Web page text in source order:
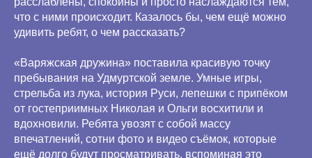
что с ними происходит. Казалось бы, чем ещё можно
удивить ребят, о чем рассказать?
«Варяжская дружина» поставила красивую точку
пребывания на Удмуртской земле. Умные игры,
стрельба из лука, история Руси, лепешки с припёком
от гостеприимных Николая и Ольги восхитили и
вдохновили. Ребята увозят с собой массу
впечатлений, сотни фото и видео съёмок, которые
ещё долго будут просматривать, вспоминая это